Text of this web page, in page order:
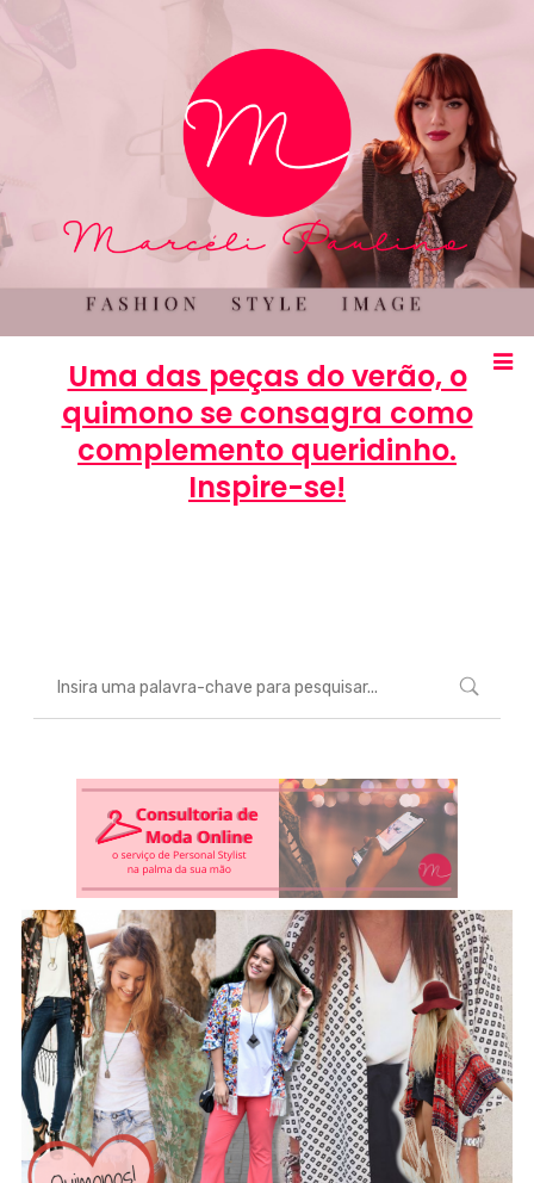
Uma das peças do verão, o
quimono se consagra como
complemento queridinho.
Inspire-se!